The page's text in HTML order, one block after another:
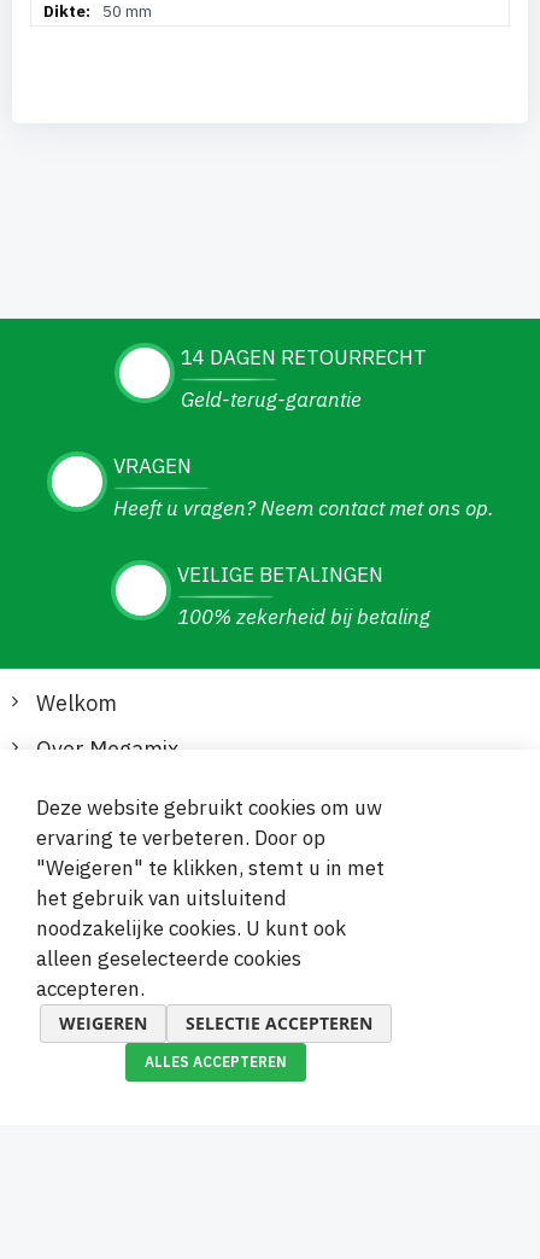
50 mm
14 DAGEN RETOURRECHT
Geld-terug-garantie
VRAGEN
Heeft u vragen? Neem contact met ons op.
VEILIGE BETALINGEN
100% zekerheid bij betaling
Welkom
Over Megamix
Informatie
Klantenservice
Veilige en gemakkelijke betalingen
Deze website gebruikt cookies om uw
ervaring te verbeteren. Door op
"Weigeren" te klikken, stemt u in met
het gebruik van uitsluitend
noodzakelijke cookies. U kunt ook
alleen geselecteerde cookies
accepteren.
WEIGEREN SELECTIE ACCEPTEREN
ALLES ACCEPTEREN